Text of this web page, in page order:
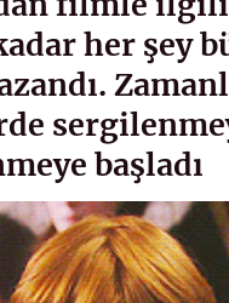
her şey
başladı